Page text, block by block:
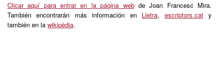
Clicar aquí para entrar en la página webde Joan Francesc Mira.
También encontrarán más información en Lletra, escriptors.caty
también en la wikipèdia.